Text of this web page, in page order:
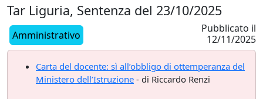
Tar Liguria, Sentenza del 23/10/2025
Amministrativo
Pubblicato il
12/11/2025
Carta del docente: sì all’obbligo di ottemperanza del
Ministero dell’Istruzione - di Riccardo Renzi